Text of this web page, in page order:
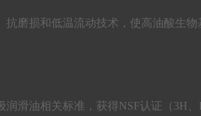
抗磨损和低温流动技术，使高油酸生
滑油相关标准，获得NSF认证（3H